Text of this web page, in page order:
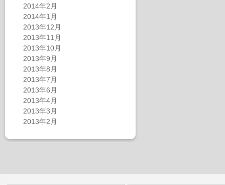
2014年2月
2014年1月
2013年12月
2013年11月
2013年10月
2013年9月
2013年8月
2013年7月
2013年6月
2013年4月
2013年3月
2013年2月